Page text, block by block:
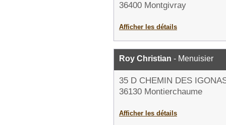
36400 Montgivray
Afficher les détails
Roy Christian - Menuisier
35 D CHEMIN DES
36130 Montierchaume
Afficher les détails